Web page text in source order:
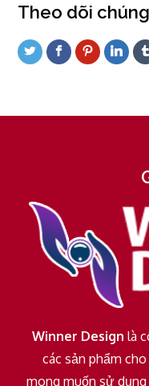
Theo dõi
Winner Design là
các sản phẩm
mong muốn sử